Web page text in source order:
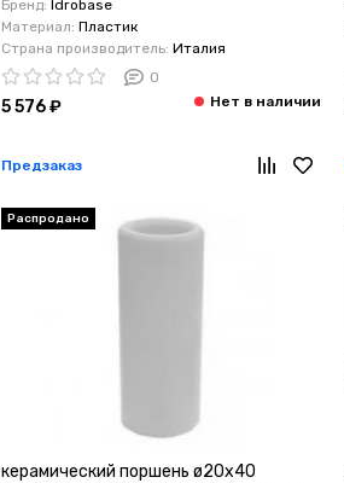
Бренд: Idrobase
Материал: Пластик
Страна производитель: Италия
0
5 576 ₽
Предзаказ
Распродано
керамический поршень ø20x40